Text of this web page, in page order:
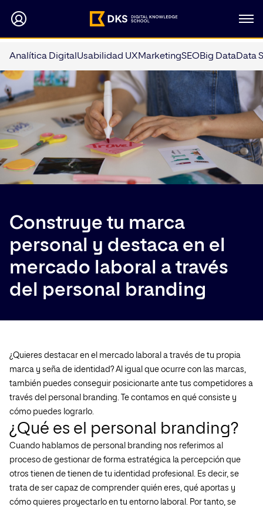
Analítica Digital Usabilidad UXMarketingSEOBig DataData
Construye tu marca
personal y destaca en el
mercado laboral a través
del personal branding
¿Quieres destacar en el mercado laboral a través de tu propia
marca y seña de identidad? Al igual que ocurre con las marcas,
también puedes conseguir posicionarte ante tus competidores a
través del personal branding. Te contamos en qué consiste y
cómo puedes lograrlo.
¿Qué es el personal branding?
Cuando hablamos de personal branding nos referimos al
proceso de gestionar de forma estratégica la percepción que
otros tienen de tienen de tu identidad profesional. Es decir, se
trata de ser capaz de comprender quién eres, qué aportas y
cómo quieres proyectarlo en tu entorno laboral. Por tanto, se